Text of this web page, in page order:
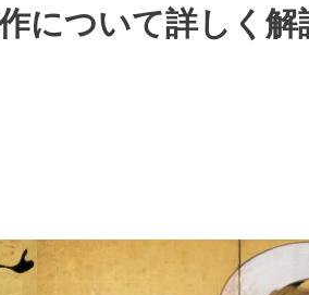
について詳しく解